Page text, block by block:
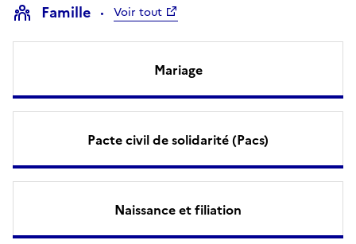
Famille Voir tout
Mariage
Pacte civil de solidarité (Pacs)
Naissance et filiation